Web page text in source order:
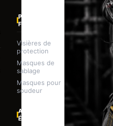
PROTECTION
FACIALE
Visières de
protection
Masques de
sablage
Masques pour
soudeur
AUTRES
ÉQUIPEMENTS